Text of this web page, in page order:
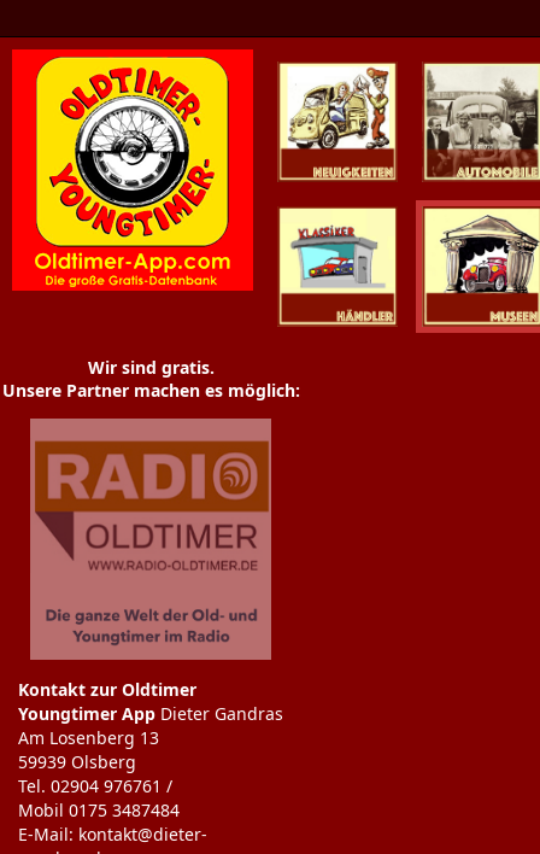
Oldtimer
Youngtimer
Wir sind gratis.
Unsere Partner machen es möglich:
Kontakt zur Oldtimer
Youngtimer App Dieter Gandras
Am Losenberg 13
59939 Olsberg
Tel. 02904 976761 /
Mobil 0175 3487484
E-Mail: kontakt@dieter-